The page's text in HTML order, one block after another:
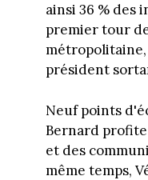
ainsi 36 % des
premier tour
métropolitaine,
président
Neuf points
Bernard
et des
même temps,